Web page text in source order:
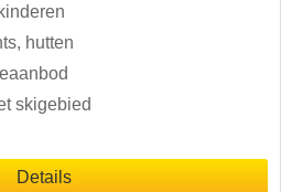
hutten
skigebied
Details